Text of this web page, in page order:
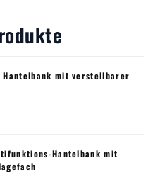
mit verstellbarer
Hantelbank mit